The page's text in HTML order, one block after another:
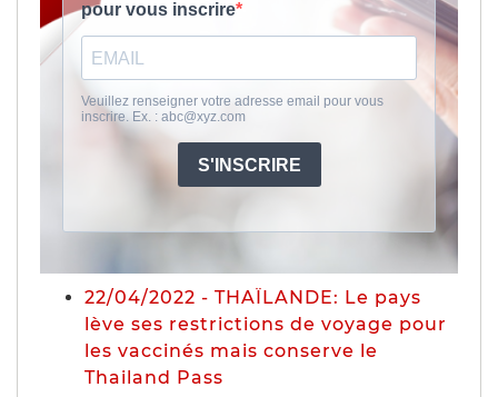
22/04/2022 - THAÏLANDE: Le pays
lève ses restrictions de voyage pour
les vaccinés mais conserve le
Thailand Pass